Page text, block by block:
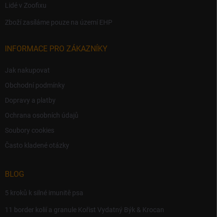
Lidé v Zoofixu
Zboží zasíláme pouze na území EHP
INFORMACE PRO ZÁKAZNÍKY
Jak nakupovat
Obchodní podmínky
Dopravy a platby
Ochrana osobních údajů
Soubory cookies
Často kladené otázky
BLOG
5 kroků k silné imunitě psa
11 border kolií a granule Kořist Vydatný Býk & Krocan